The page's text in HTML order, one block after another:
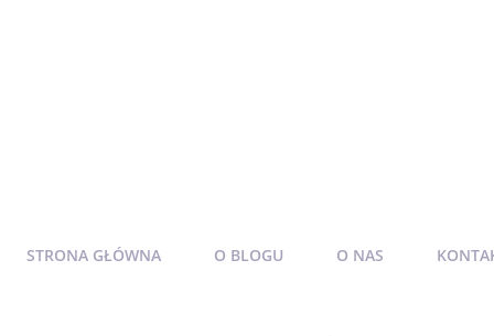
STRONA GŁÓWNA O BLOGU O NAS